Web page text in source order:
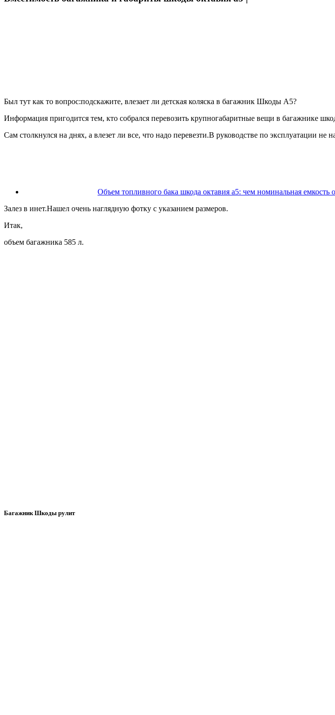
Был тут как то вопрос:подскажите, влезает ли детская коляска в багажник Шкоды А5?
Информация пригодится тем, кто собрался перевозить крупногабаритные вещи в багажнике
Сам столкнулся на днях, а влезет ли все, что надо перевезти.В руководстве по эксплуатации не
Объем топливного бака шкода октавия а5: чем номинальная емкость
Залез в инет.Нашел очень наглядную фотку с указанием размеров.
Итак,
объем багажника 585 л.
Багажник Шкоды рулит